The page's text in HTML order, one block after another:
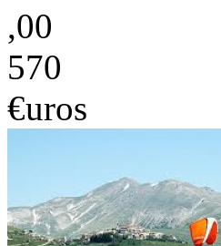
,00
570
€uros